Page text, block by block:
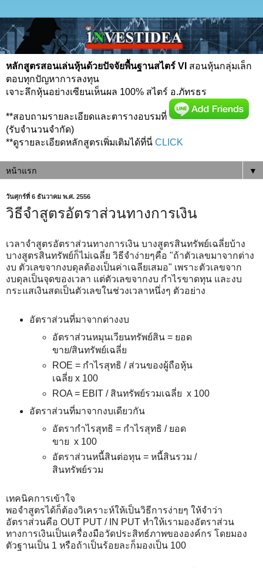
หลักสูตรสอนเล่นหุ้นด้วยปัจจัยพื้นฐานสไตร์ VI สอนหุ้นกลุ่มเล็ก
ตอบทุกปัญหาการลงทุน
เจาะลึกหุ้นอย่างเซียนเห็นผล 100% สไตร์ อ.ภัทรธร
**สอบถามรายละเอียดและตารางอบรมที่
(รับจำนวนจำกัด)
**ดูรายละเอียดหลักสูตรเพิ่มเติมได้ที่นี่ CLICK
▼
วันศุกร์ที่ 6 ธันวาคม พ.ศ. 2556
วิธีจำสูตรอัตราส่วนทางการเงิน
เวลาจำสูตรอัตราส่วนทางการเงิน บางสูตรสินทรัพย์เฉลี่ยบ้าง
บางสูตรสินทรัพย์ก็ไม่เฉลี่ย วิธีจำง่ายๆคือ "ถ้าตัวเลขมาจากต่าง
งบ ตัวเลขจากงบดุลต้องเป็นค่าเฉลียเสมอ" เพราะตัวเลขจาก
งบดุลเป็นจุดของเวลา แต่ตัวเลขจากงบ กำไรขาดทุน และงบ
กระแสเงินสดเป็นตัวเลขในช่วงเวลาหนึ่งๆ ตัวอย่าง
อัตราส่วนที่มาจากต่างงบ
อัตราส่วนหมุนเวียนทรัพย์สิน = ยอด
ขาย/สินทรัพย์เฉลี่ย
ROE = กำไรสุทธิ / ส่วนของผู้ถือหุ้น
เฉลี่ย x 100
ROA = EBIT / สินทรัพย์รวมเฉลี่ย x 100
อัตราส่วนที่มาจากงบเดียวกัน
อัตรากำไรสุทธิ = กำไรสุทธิ / ยอด
ขาย x 100
อัตราส่วนหนี้สินต่อทุน = หนี้สินรวม /
สินทรัพย์รวม
เทคนิคการเข้าใจ
พอจำสูตรได้ก็ต้องวิเคราะห์ให้เป็นวิธีการง่ายๆ ให้จำว่า
อัตราส่วนคือ OUT PUT / IN PUT ทำให้เรามองอัตราส่วน
ทางการเงินเป็นเครื่องมือวัดประสิทธ์ภาพขององค์กร โดยมอง
ตัวฐานเป็น 1 หรือถ้าเป็นร้อยละก็มองเป็น 100